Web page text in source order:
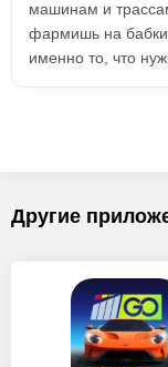
машинам и
фармишь на бабки
именно то, что
Другие